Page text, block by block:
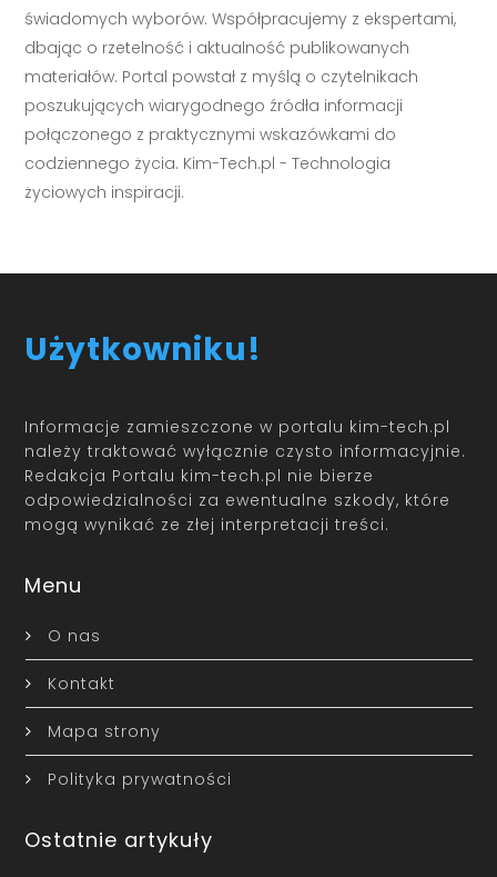
świadomych wyborów. Współpracujemy z ekspertami,
dbając o rzetelność i aktualność publikowanych
materiałów. Portal powstał z myślą o czytelnikach
poszukujących wiarygodnego źródła informacji
połączonego z praktycznymi wskazówkami do
codziennego życia. Kim-Tech.pl - Technologia
życiowych inspiracji.
Użytkowniku!
Informacje zamieszczone w portalu kim-tech.pl
należy traktować wyłącznie czysto informacyjnie.
Redakcja Portalu kim-tech.pl nie bierze
odpowiedzialności za ewentualne szkody, które
mogą wynikać ze złej interpretacji treści.
Menu
O nas
Kontakt
Mapa strony
Polityka prywatności
Ostatnie artykuły